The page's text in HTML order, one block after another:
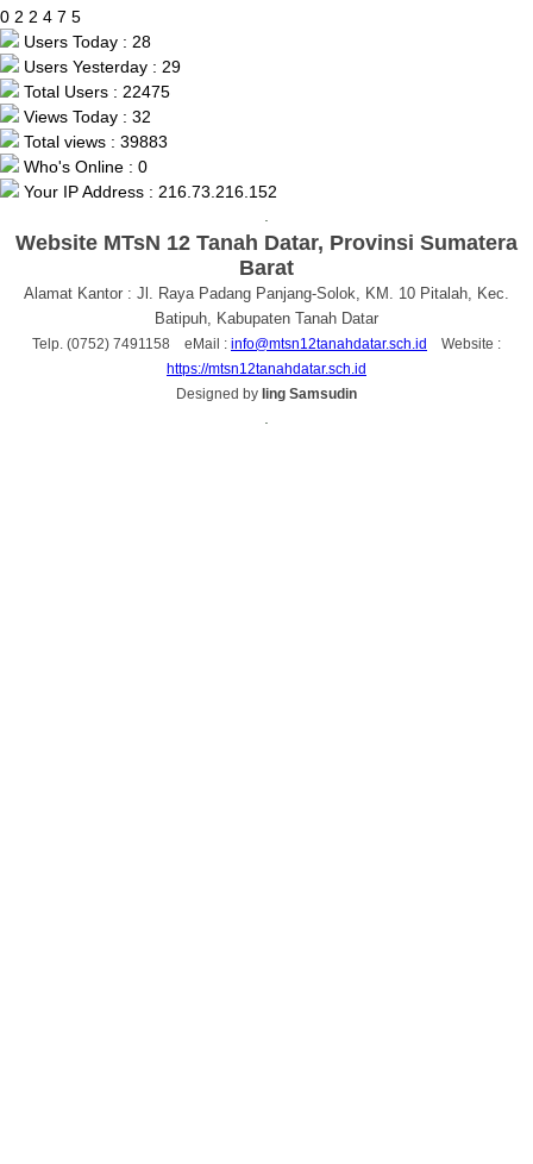
0 2 2 4 7 5
Users Today : 28
Users Yesterday : 29
Total Users : 22475
Views Today : 32
Total views : 39883
Who's Online : 0
Your IP Address : 216.73.216.152
Website MTsN 12 Tanah Datar, Provinsi Sumatera
Barat
Alamat Kantor : Jl. Raya Padang Panjang-Solok, KM. 10 Pitalah, Kec.
Batipuh, Kabupaten Tanah Datar
Telp. (0752) 7491158 eMail : info@mtsn12tanahdatar.sch.id
Website :
https://mtsn12tanahdatar.sch.id
Designed by Iing Samsudin